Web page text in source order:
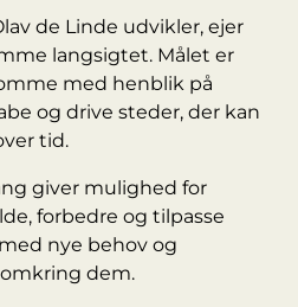
de Linde udvikler, ejer
langsigtet. Målet er
med henblik på
og drive steder, der kan
tid.
giver mulighed for
forbedre og tilpasse
nye behov og
dem.